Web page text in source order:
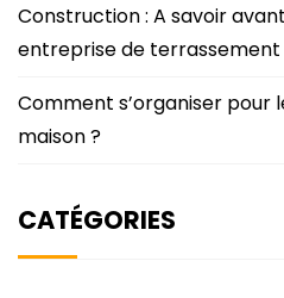
Construction : A savoir
entreprise de terrassement
Comment s’organiser pour
maison ?
CATÉGORIES